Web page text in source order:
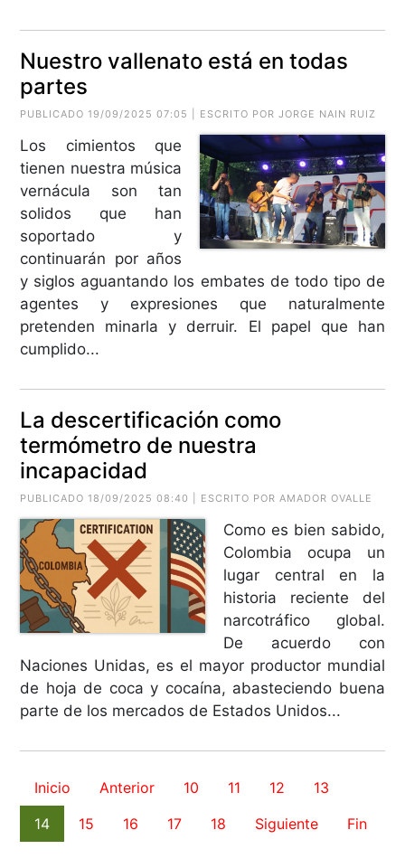
Nuestro vallenato está en todas
partes
PUBLICADO 19/09/2025 07:05 | ESCRITO PORJORGE NAIN RUIZ
Los cimientos que
tienen nuestra música
vernácula son tan
solidos que han
soportado y
continuarán por años
y siglos aguantando los embates de todo tipo de
agentes y expresiones que naturalmente
pretenden minarla y derruir. El papel que han
cumplido...
La descertificación como
termómetro de nuestra
incapacidad
PUBLICADO 18/09/2025 08:40 | ESCRITO POR AMADOR OVALLE
Como es bien sabido,
Colombia ocupa un
lugar central en la
historia reciente del
narcotráfico global.
De acuerdo con
Naciones Unidas, es el mayor productor mundial
de hoja de coca y cocaína, abasteciendo buena
parte de los mercados de Estados Unidos...
Inicio Anterior 10 11 12
13
14
15 16 17 18 Siguiente Fin